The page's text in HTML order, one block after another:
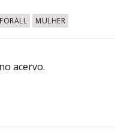
MULHER
acervo.